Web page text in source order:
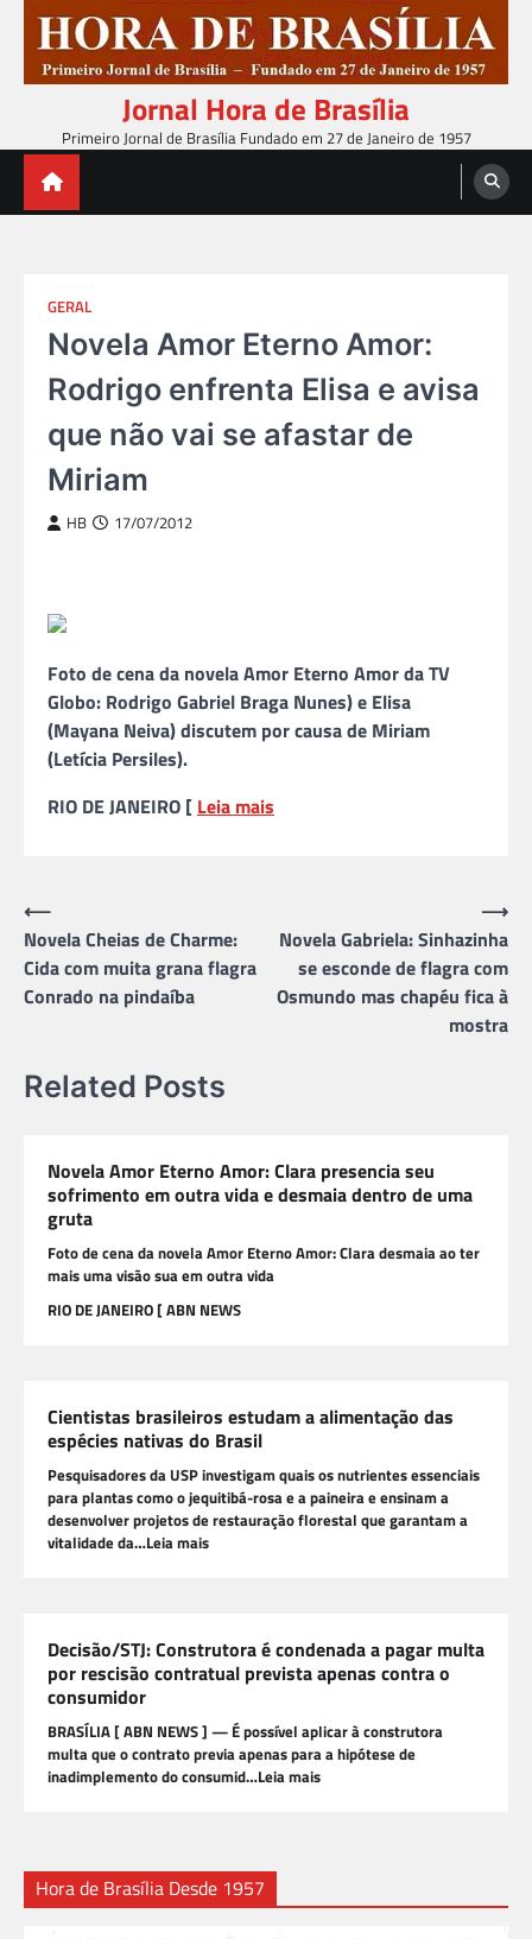
content
Jornal Hora de Brasília
Primeiro Jornal de Brasília Fundado em 27 de Janeiro de 1957
GERAL
Novela Amor Eterno Amor:
Rodrigo enfrenta Elisa e avisa
que não vai se afastar de
Miriam
HB 17/07/2012
Foto de cena da novela Amor Eterno Amor da TV
Globo: Rodrigo Gabriel Braga Nunes) e Elisa
(Mayana Neiva) discutem por causa de Miriam
(Letícia Persiles).
RIO DE JANEIRO [ Leia mais
Navegação
de
Post
⟵
Novela Cheias de Charme:
Cida com muita grana flagra
Conrado na pindaíba
Novela Gabriela: Sinhazinha
se esconde de flagra com
Osmundo mas chapéu fica à
mostra
⟶
Related Posts
Novela Amor Eterno Amor: Clara presencia seu
sofrimento em outra vida e desmaia dentro de uma
gruta
Foto de cena da novela Amor Eterno Amor: Clara desmaia ao ter
mais uma visão sua em outra vida
RIO DE JANEIRO [ ABN NEWS
Cientistas brasileiros estudam a alimentação das
espécies nativas do Brasil
Pesquisadores da USP investigam quais os nutrientes essenciais
para plantas como o jequitibá-rosa e a paineira e ensinam a
desenvolver projetos de restauração florestal que garantam a
vitalidade da…Leia mais
Decisão/STJ: Construtora é condenada a pagar multa
por rescisão contratual prevista apenas contra o
consumidor
BRASÍLIA [ ABN NEWS ] — É possível aplicar à construtora
multa que o contrato previa apenas para a hipótese de
inadimplemento do consumid…Leia mais
Hora de Brasília Desde 1957